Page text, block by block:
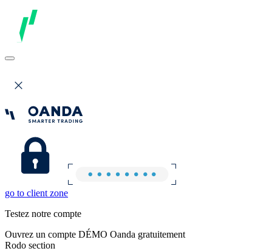
go to client zone
Testez notre compte
Ouvrez un compte DÉMO Oanda gratuitement
Rodo section